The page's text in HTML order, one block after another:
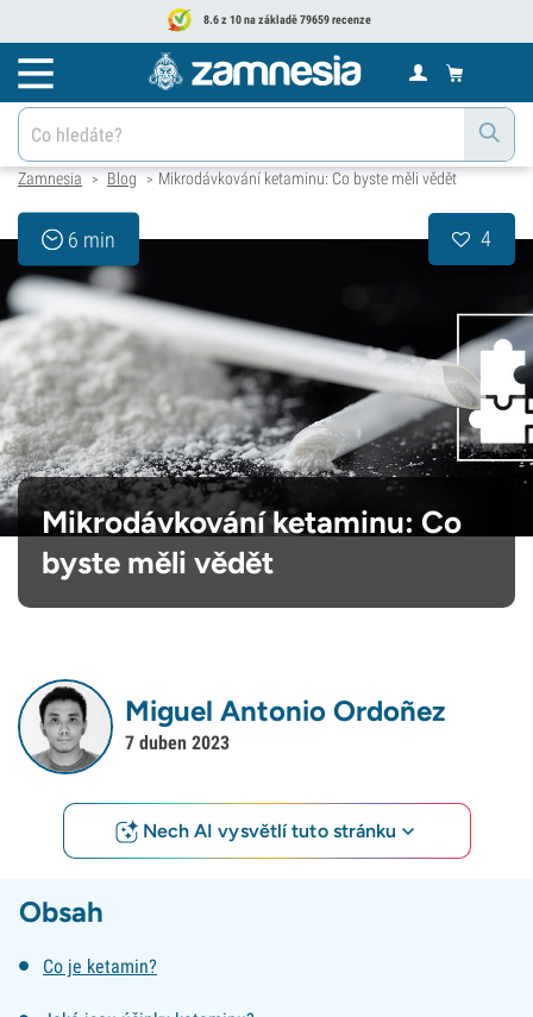
8.6 z 10 na základě 79659 recenze
Zamnesia > Blog > Mikrodávkování ketaminu: Co byste měli vědět
6 min 4
Mikrodávkování ketaminu: Co
byste měli vědět
Miguel Antonio Ordoñez
7 duben 2023
Nech AI vysvětlí tuto stránku
Obsah
Co je ketamin?